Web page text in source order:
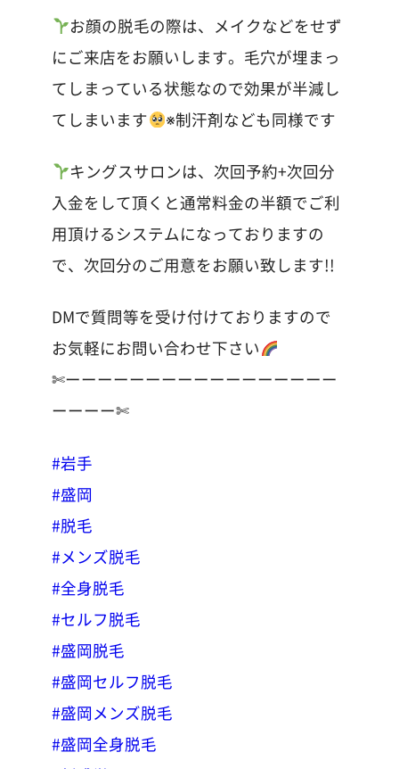
お顔の脱毛の際は、メイクなどをせず
にご来店をお願いします。毛穴が埋まっ
てしまっている状態なので効果が半減し
てしまいます
※制汗剤なども同様です
キングスサロンは、次回予約+次回分
入金をして頂くと通常料金の半額でご利
用頂けるシステムになっておりますの
で、次回分のご用意をお願い致します!!
DMで質問等を受け付けておりますので
お気軽にお問い合わせ下さい
✄ーーーーーーーーーーーーーーーーー
ーーーー✄
#岩手
#盛岡
#脱毛
#メンズ脱毛
#全身脱毛
#セルフ脱毛
#盛岡脱毛
#盛岡セルフ脱毛
#盛岡メンズ脱毛
#盛岡全身脱毛